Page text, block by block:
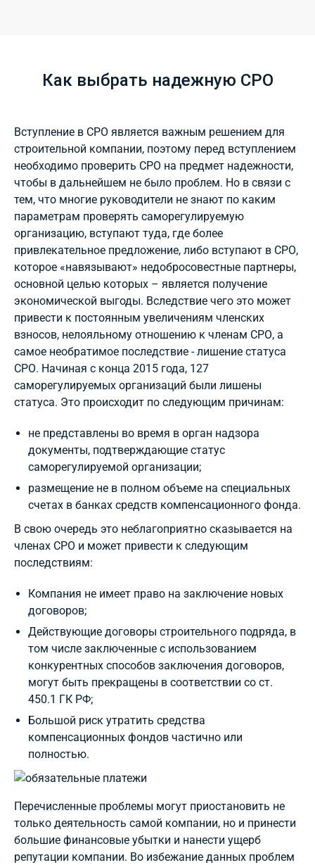
Как выбрать надежную СРО
Вступление в СРО является важным решением для
строительной компании, поэтому перед вступлением
необходимо проверить СРО на предмет надежности,
чтобы в дальнейшем не было проблем. Но в связи с
тем, что многие руководители не знают по каким
параметрам проверять саморегулируемую
организацию, вступают туда, где более
привлекательное предложение, либо вступают в СРО,
которое «навязывают» недобросовестные партнеры,
основной целью которых – является получение
экономической выгоды. Вследствие чего это может
привести к постоянным увеличениям членских
взносов, нелояльному отношению к членам СРО, а
самое необратимое последствие - лишение статуса
СРО. Начиная с конца 2015 года, 127
саморегулируемых организаций были лишены
статуса. Это происходит по следующим причинам:
не представлены во время в орган надзора
документы, подтверждающие статус
саморегулируемой организации;
размещение не в полном объеме на специальных
счетах в банках средств компенсационного фонда.
В свою очередь это неблагоприятно сказывается на
членах СРО и может привести к следующим
последствиям:
Компания не имеет право на заключение новых
договоров;
Действующие договоры строительного подряда, в
том числе заключенные с использованием
конкурентных способов заключения договоров,
могут быть прекращены в соответствии со ст.
450.1 ГК РФ;
Большой риск утратить средства
компенсационных фондов частично или
полностью.
Перечисленные проблемы могут приостановить не
только деятельность самой компании, но и принести
большие финансовые убытки и нанести ущерб
репутации компании. Во избежание данных проблем